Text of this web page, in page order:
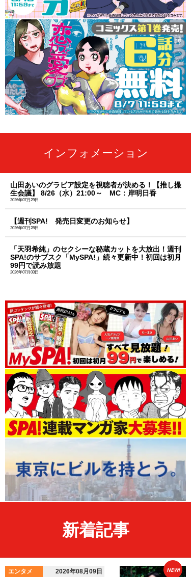
インフォメーション
山田あいのグラビア設定を視聴者が決める！【推し撮
生会議】 8/26（水）21:00～ MC：岸明日香
2026年07月29日
【週刊SPA! 発売日変更のお知らせ】
2026年07月28日
「天羽希純」のセクシーな秘蔵カットを大放出！週刊
SPA!のサブスク「MySPA!」続々更新中！初回は初月
99円で読み放題
2026年07月03日
新着記事
エンタメ 2026年08月09日 NEW!